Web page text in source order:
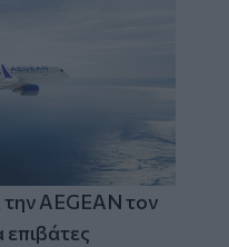
AEGEAN τον
επιβάτες